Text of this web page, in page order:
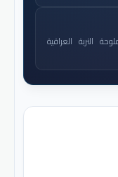
التربة العراقية